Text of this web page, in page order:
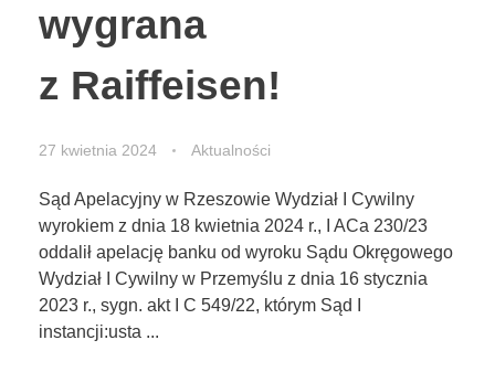
wygrana
z Raiffeisen!
27 kwietnia 2024 Aktualności
Sąd Apelacyjny w Rzeszowie Wydział I Cywilny
wyrokiem z dnia 18 kwietnia 2024 r., I ACa 230/23
oddalił apelację banku od wyroku Sądu Okręgowego
Wydział I Cywilny w Przemyślu z dnia 16 stycznia
2023 r., sygn. akt I C 549/22, którym Sąd I
instancji:usta ...